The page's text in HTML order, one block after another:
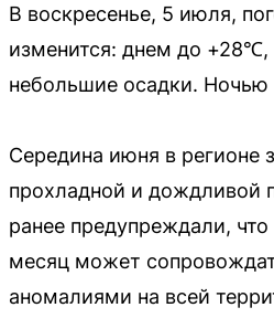
В воскресенье, 5 июля,
изменится: днем до
небольшие осадки.
Середина июня в регионе
прохладной и дождливой
ранее предупреждали,
месяц может
аномалиями на всей